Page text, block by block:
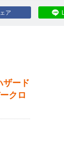
ア
ザード
クロ